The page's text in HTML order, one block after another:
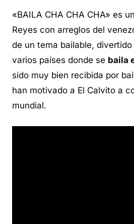
«BAILA CHA CHA CHA» es
Reyes con arreglos del
de un tema bailable,
varios países donde se baila
sido muy bien recibida por
han motivado a El Calvito a
mundial.